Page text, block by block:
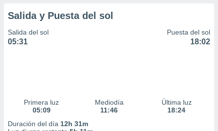
Salida y Puesta del sol
Salida del sol
05:31
Puesta del sol
18:02
Primera luz
05:09
Mediodía
11:46
Última luz
18:24
Duración del día 12h 31m